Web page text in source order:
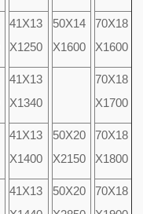
41X13
X1250
50X14
X1600
70X18
X1600
41X13
X1340
70X18
X1700
41X13
X1400
50X20
X2150
70X18
X1800
41X13
50X20
70X18